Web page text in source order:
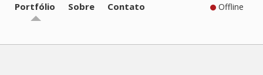
Portfólio Sobre Contato Offline